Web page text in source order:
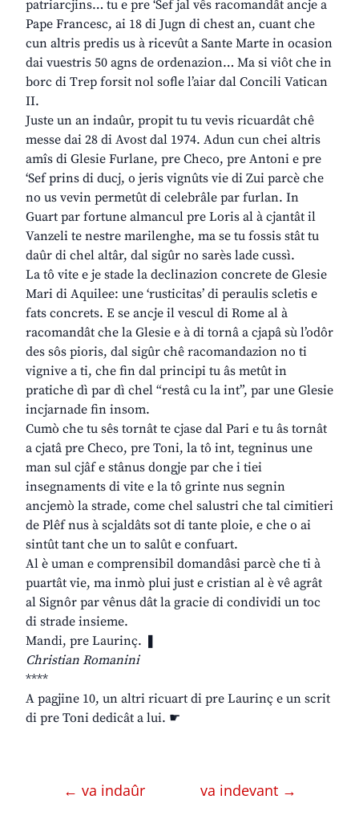
patriarcjins… tu e pre ‘Sef jal vês racomandât ancje a
Pape Francesc, ai 18 di Jugn di chest an, cuant che
cun altris predis us à ricevût a Sante Marte in ocasion
dai vuestris 50 agns de ordenazion… Ma si viôt che in
borc di Trep forsit nol sofle l’aiar dal Concili Vatican
II.
Juste un an indaûr, propit tu tu vevis ricuardât chê
messe dai 28 di Avost dal 1974. Adun cun chei altris
amîs di Glesie Furlane, pre Checo, pre Antoni e pre
‘Sef prins di ducj, o jeris vignûts vie di Zui parcè che
no us vevin permetût di celebrâle par furlan. In
Guart par fortune almancul pre Loris al à cjantât il
Vanzeli te nestre marilenghe, ma se tu fossis stât tu
daûr di chel altâr, dal sigûr no sarès lade cussì.
La tô vite e je stade la declinazion concrete de Glesie
Mari di Aquilee: une ‘rusticitas’ di peraulis scletis e
fats concrets. E se ancje il vescul di Rome al à
racomandât che la Glesie e à di tornâ a cjapâ sù l’odôr
des sôs pioris, dal sigûr chê racomandazion no ti
vignive a ti, che fin dal principi tu âs metût in
pratiche dì par dì chel “restâ cu la int”, par une Glesie
incjarnade fin insom.
Cumò che tu sês tornât te cjase dal Pari e tu âs tornât
a cjatâ pre Checo, pre Toni, la tô int, tegninus une
man sul cjâf e stânus dongje par che i tiei
insegnaments di vite e la tô grinte nus segnin
ancjemò la strade, come chel salustri che tal cimitieri
de Plêf nus à scjaldâts sot di tante ploie, e che o ai
sintût tant che un to salût e confuart.
Al è uman e comprensibil domandâsi parcè che ti à
puartât vie, ma inmò plui just e cristian al è vê agrât
al Signôr par vênus dât la gracie di condividi un toc
di strade insieme.
Mandi, pre Laurinç. ❚
Christian Romanini
****
A pagjine 10, un altri ricuart di pre Laurinç e un scrit
di pre Toni dedicât a lui. ☛
← va indaûr va indevant →